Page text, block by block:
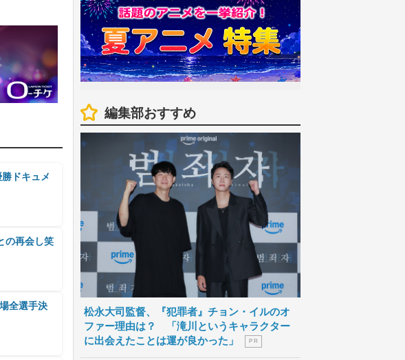
ドキュメ
の再会し笑
全選手決
編集部おすすめ
松永大司監督、『犯罪者』チョン・イルのオ
ファー理由は？ 「滝川というキャラクター
に出会えたことは運が良かった」
P R